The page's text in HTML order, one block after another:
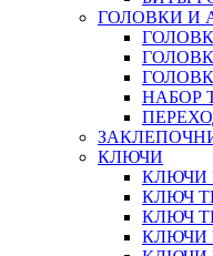
ГОЛОВКИ И
НАБОР
КЛЮЧИ
КЛЮЧИ
КЛЮЧ
КЛЮЧ
КЛЮЧИ